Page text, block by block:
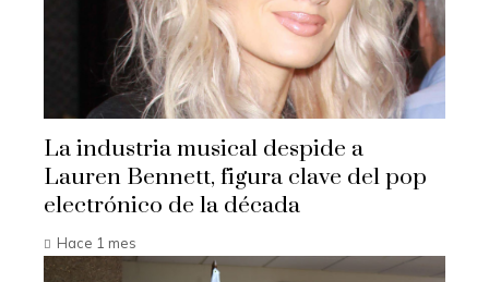
La industria musical despide a
Lauren Bennett, figura clave del pop
electrónico de la década
Hace 1 mes